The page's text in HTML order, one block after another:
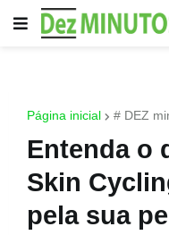
Página inicial # DEZ
Entenda o
Skin
pela sua